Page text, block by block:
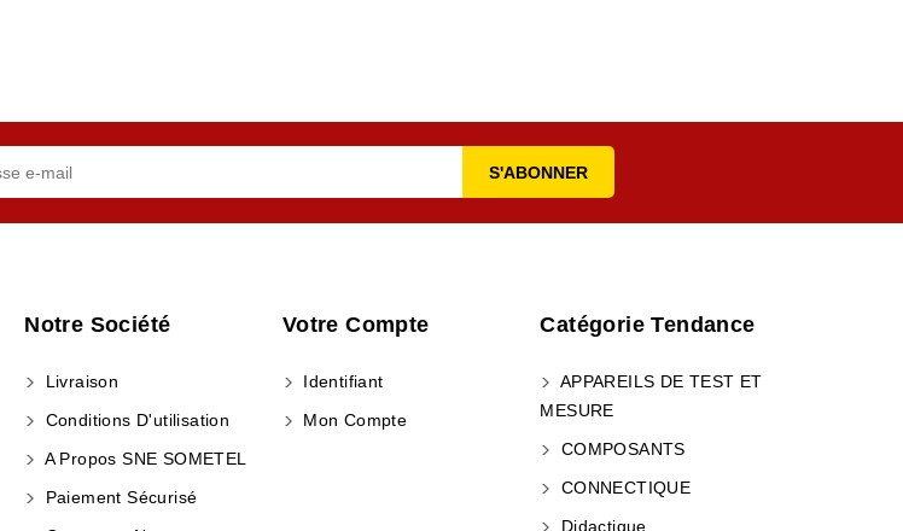
Notre Société
Livraison
Conditions D'utilisation
A Propos SNE SOMETEL
Paiement Sécurisé
Votre Compte
Identifiant
Mon Compte
Catégorie Tendance
APPAREILS DE TEST ET
MESURE
COMPOSANTS
CONNECTIQUE
Didactique